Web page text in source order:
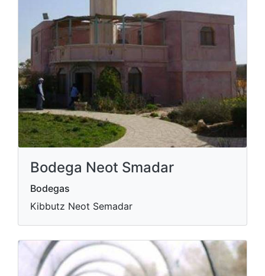
Bodega Neot Smadar
Bodegas
Kibbutz Neot Semadar